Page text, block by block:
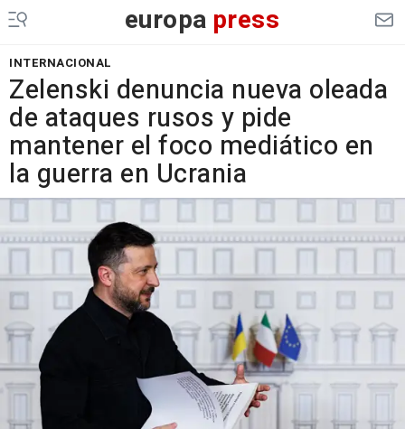
europa press
INTERNACIONAL
Zelenski denuncia nueva oleada
de ataques rusos y pide
mantener el foco mediático en
la guerra en Ucrania